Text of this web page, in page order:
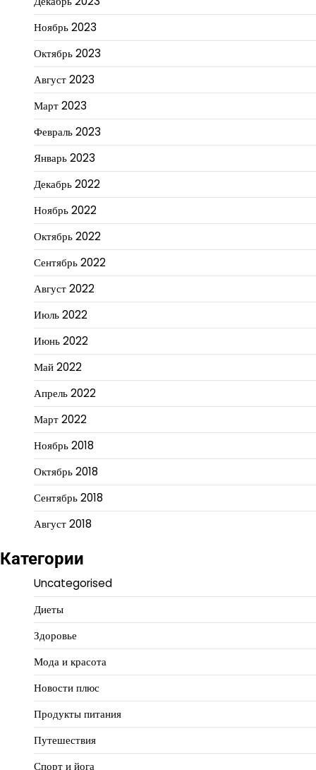
Ноябрь 2023
Октябрь 2023
Август 2023
Март 2023
Февраль 2023
Январь 2023
Декабрь 2022
Ноябрь 2022
Октябрь 2022
Сентябрь 2022
Август 2022
Июль 2022
Июнь 2022
Май 2022
Апрель 2022
Март 2022
Ноябрь 2018
Октябрь 2018
Сентябрь 2018
Август 2018
Категории
Uncategorised
Диеты
Здоровье
Мода и красота
Новости плюс
Продукты питания
Путешествия
Спорт и йога